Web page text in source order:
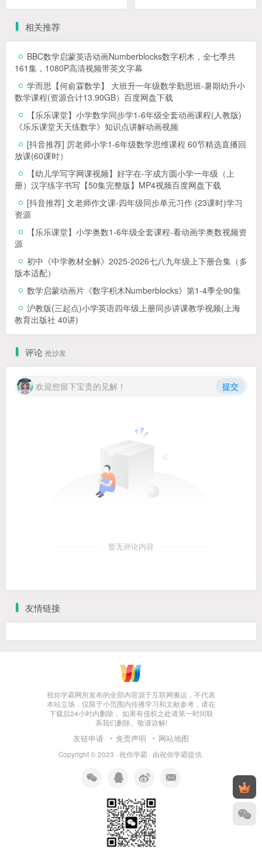
相关推荐
BBC数学启蒙英语动画Numberblocks数字积木，全七季共
161集，1080P高清视频带英文字幕
学而思【何俞霖数学】 大班升一年级数学勤思班-暑期幼升小
数学课程(资源合计13.90GB）百度网盘下载
【乐乐课堂】小学数学同步学1-6年级全套动画课程(人教版)
《乐乐课堂天天练数学》知识点讲解动画视频
[抖音推荐] 厉老师小学1-6年级数学思维课程 60节精选直播回
放课(60课时）
【幼儿学写字网课视频】好字在-字成方圆小学一年级（上
册）汉字练字书写【50集完整版】MP4视频百度网盘下载
[抖音推荐] 文老师作文课-四年级同步单元习作 (23课时)学习
资源
【乐乐课堂】小学奥数1-6年级全套课程-看动画学奥数视频资
源
初中《中学教材全解》2025-2026七八九年级上下册合集（多
版本适配）
数学启蒙动画片《数字积木Numberblocks》第1-4季全90集
沪教版(三起点)小学英语四年级上册同步讲课教学视频(上海
教育出版社 40讲)
评论 抢沙发
欢迎您留下宝贵的见解！ 提交
暂无评论内容
友情链接
祝你学霸网所发布的全部内容源于互联网搬运，不代表
本站立场，仅限于小范围内传播学习和文献参考，请在
下载后24小时内删除， 如果有侵权之处请第一时间联
系我们删除。敬请谅解!
友链申请 免责声明 网站地图
Copyright © 2023 · 祝你学霸 · 由祝你学霸提供.